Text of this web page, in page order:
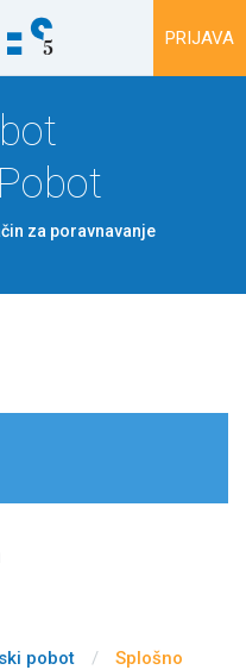
vsebino
PRIJAVA
za poravnavanje
pobot /
Splošno